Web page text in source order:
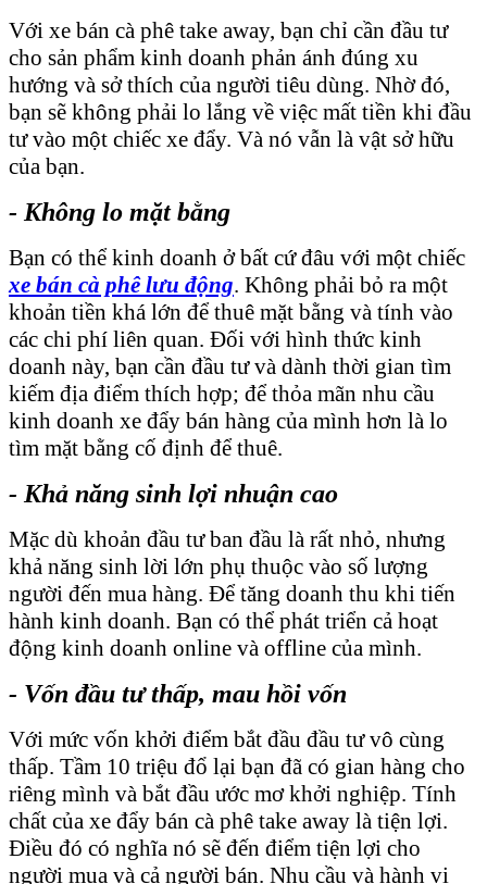
Với xe bán cà phê take away, bạn chỉ cần đầu tư
cho sản phẩm kinh doanh phản ánh đúng xu
hướng và sở thích của người tiêu dùng. Nhờ đó,
bạn sẽ không phải lo lắng về việc mất tiền khi đầu
tư vào một chiếc xe đẩy. Và nó vẫn là vật sở hữu
của bạn.
- Không lo mặt bằng
Bạn có thể kinh doanh ở bất cứ đâu với một chiếc
xe bán cà phê lưu động. Không phải bỏ ra một
khoản tiền khá lớn để thuê mặt bằng và tính vào
các chi phí liên quan. Đối với hình thức kinh
doanh này, bạn cần đầu tư và dành thời gian tìm
kiếm địa điểm thích hợp; để thỏa mãn nhu cầu
kinh doanh xe đẩy bán hàng của mình hơn là lo
tìm mặt bằng cố định để thuê.
- Khả năng sinh lợi nhuận cao
Mặc dù khoản đầu tư ban đầu là rất nhỏ, nhưng
khả năng sinh lời lớn phụ thuộc vào số lượng
người đến mua hàng. Để tăng doanh thu khi tiến
hành kinh doanh. Bạn có thể phát triển cả hoạt
động kinh doanh online và offline của mình.
- Vốn đầu tư thấp, mau hồi vốn
Với mức vốn khởi điểm bắt đầu đầu tư vô cùng
thấp. Tầm 10 triệu đổ lại bạn đã có gian hàng cho
riêng mình và bắt đầu ước mơ khởi nghiệp. Tính
chất của xe đẩy bán cà phê take away là tiện lợi.
Điều đó có nghĩa nó sẽ đến điểm tiện lợi cho
người mua và cả người bán. Nhu cầu và hành vi